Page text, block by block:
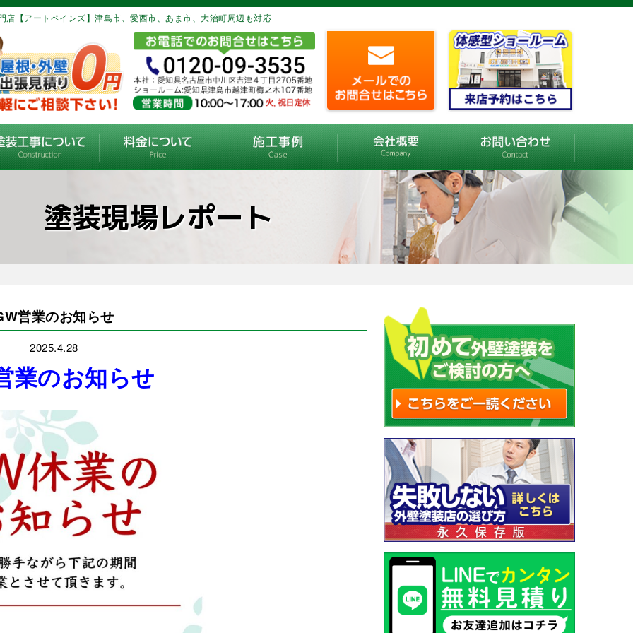
【アートペインズ】津島市、愛西市、あま市、大治町周辺も対応
塗装現場レポート
営業のお知らせ
2025.4.28
業のお知らせ